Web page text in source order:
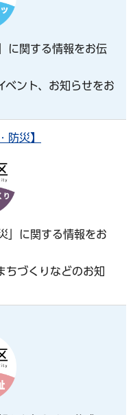
に関する情報をお伝
ベント、お知らせをお
防災】
」に関する情報をお
ちづくりなどのお知